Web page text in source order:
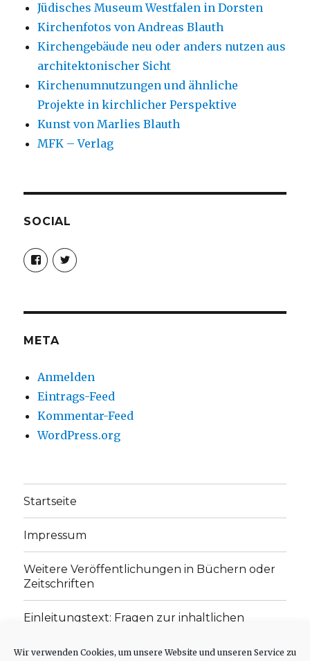
Wir verwenden Cookies, um unsere Website und unseren Service zu
Jüdisches Museum Westfalen in Dorsten
Kirchenfotos von Andreas Blauth
Kirchengebäude neu oder anders nutzen aus
architektonischer Sicht
Kirchenumnutzungen und ähnliche
Projekte in kirchlicher Perspektive
Kunst von Marlies Blauth
MFK – Verlag
SOCIAL
Profil
von
christoph.fleischer1
anzeigen
Profil
von
anzeigen
META
Anmelden
Eintrags-Feed
Kommentar-Feed
WordPress.org
Startseite
Impressum
Weitere Veröffentlichungen in Büchern oder
Zeitschriften
Einleitungstext: Fragen zur inhaltlichen
„schwachen Glaubens“